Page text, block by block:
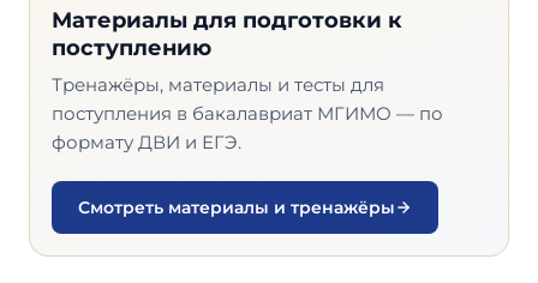
Материалы для подготовки к
поступлению
Тренажёры, материалы и тесты для
поступления в бакалавриат МГИМО — по
формату ДВИ и ЕГЭ.
Смотреть материалы и тренажёры